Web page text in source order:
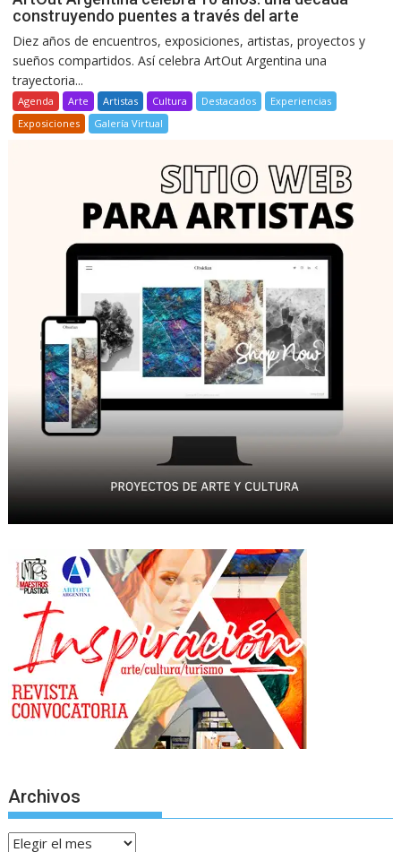
construyendo puentes a través del arte
Diez años de encuentros, exposiciones, artistas, proyectos y
sueños compartidos. Así celebra ArtOut Argentina una
trayectoria...
Agenda Arte Artistas Cultura Destacados
Experiencias
Exposiciones
Galería Virtual
Archivos
Archivos